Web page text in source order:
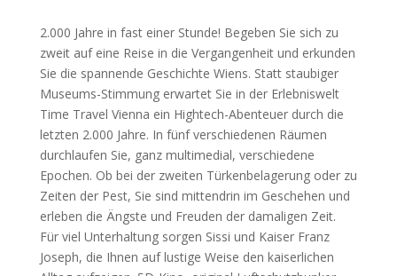
2.000 Jahre in fast einer Stunde! Begeben Sie sich zu
zweit auf eine Reise in die Vergangenheit und erkunden
Sie die spannende Geschichte Wiens. Statt staubiger
Museums-Stimmung erwartet Sie in der Erlebniswelt
Time Travel Vienna ein Hightech-Abenteuer durch die
letzten 2.000 Jahre. In fünf verschiedenen Räumen
durchlaufen Sie, ganz multimedial, verschiedene
Epochen. Ob bei der zweiten Türkenbelagerung oder zu
Zeiten der Pest, Sie sind mittendrin im Geschehen und
erleben die Ängste und Freuden der damaligen Zeit.
Für viel Unterhaltung sorgen Sissi und Kaiser Franz
Joseph, die Ihnen auf lustige Weise den kaiserlichen